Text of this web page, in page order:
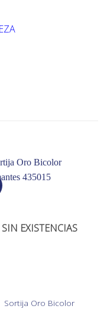
SIN EXISTENCIAS
Sortija Oro Bicolor